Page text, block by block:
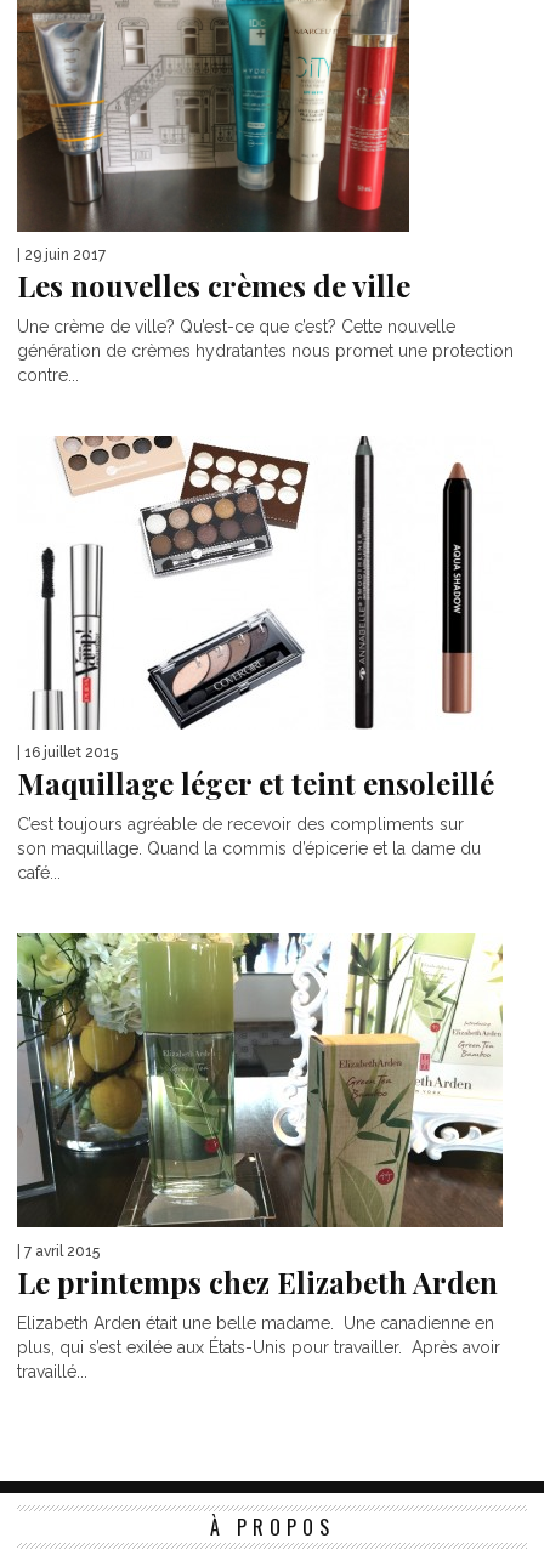
| 29 juin 2017
Les nouvelles crèmes de ville
Une crème de ville? Qu’est-ce que c’est? Cette nouvelle
génération de crèmes hydratantes nous promet une protection
contre...
| 16 juillet 2015
Maquillage léger et teint ensoleillé
C’est toujours agréable de recevoir des compliments sur
son maquillage. Quand la commis d’épicerie et la dame du
café...
| 7 avril 2015
Le printemps chez Elizabeth Arden
Elizabeth Arden était une belle madame. Une canadienne en
plus, qui s’est exilée aux États-Unis pour travailler. Après avoir
travaillé...
À PROPOS